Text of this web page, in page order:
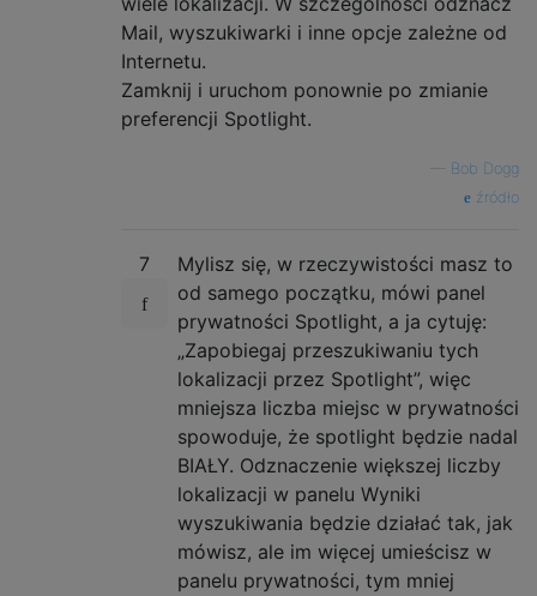
Mail, wyszukiwarki i inne opcje zależne od
Internetu.
Zamknij i uruchom ponownie po zmianie
preferencji Spotlight.
Bob Dogg
źródło
7
Mylisz się, w rzeczywistości masz to
od samego początku, mówi panel
prywatności Spotlight, a ja cytuję:
„Zapobiegaj przeszukiwaniu tych
lokalizacji przez Spotlight”, więc
mniejsza liczba miejsc w prywatności
spowoduje, że spotlight będzie nadal
BIAŁY. Odznaczenie większej liczby
lokalizacji w panelu Wyniki
wyszukiwania będzie działać tak, jak
mówisz, ale im więcej umieścisz w
panelu prywatności, tym mniej